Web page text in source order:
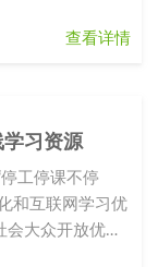
查看详情
习资源
工停课不停
和互联网学习优
大众开放优质